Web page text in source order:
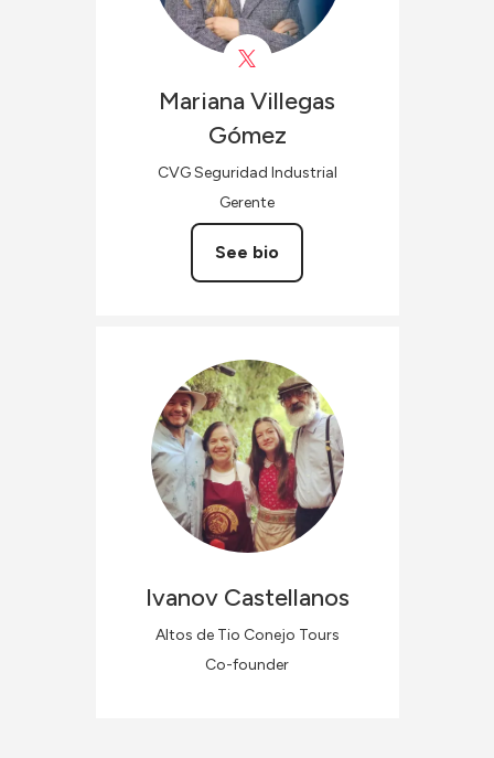
Mariana Villegas
Gómez
CVG Seguridad Industrial
Gerente
See bio
Ivanov Castellanos
Altos de Tio Conejo Tours
Co-founder